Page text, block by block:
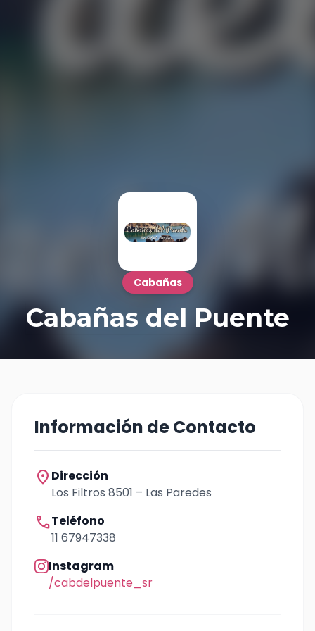
Cabañas
Cabañas del Puente
Información de Contacto
location_on Dirección
Los Filtros 8501 – Las Paredes
callTeléfono
11 67947338
Instagram
/cabdelpuente_sr